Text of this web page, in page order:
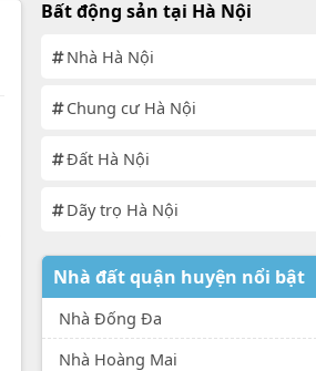
Bất động sản tại Hà Nội
Nhà Hà Nội
Chung cư Hà Nội
Đất Hà Nội
Dãy trọ Hà Nội
Nhà đất quận huyện nổi bật
Nhà Đống Đa
Nhà Hoàng Mai